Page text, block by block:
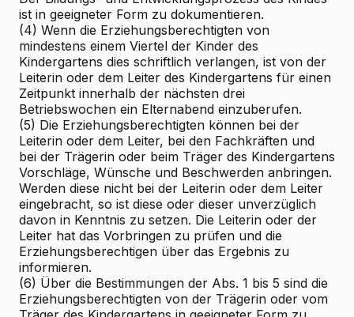
ist in geeigneter Form zu dokumentieren.
(4) Wenn die Erziehungsberechtigten von
mindestens einem Viertel der Kinder des
Kindergartens dies schriftlich verlangen, ist von der
Leiterin oder dem Leiter des Kindergartens für einen
Zeitpunkt innerhalb der nächsten drei
Betriebswochen ein Elternabend einzuberufen.
(5) Die Erziehungsberechtigten können bei der
Leiterin oder dem Leiter, bei den Fachkräften und
bei der Trägerin oder beim Träger des Kindergartens
Vorschläge, Wünsche und Beschwerden anbringen.
Werden diese nicht bei der Leiterin oder dem Leiter
eingebracht, so ist diese oder dieser unverzüglich
davon in Kenntnis zu setzen. Die Leiterin oder der
Leiter hat das Vorbringen zu prüfen und die
Erziehungsberechtigen über das Ergebnis zu
informieren.
(6) Über die Bestimmungen der Abs. 1 bis 5 sind die
Erziehungsberechtigten von der Trägerin oder vom